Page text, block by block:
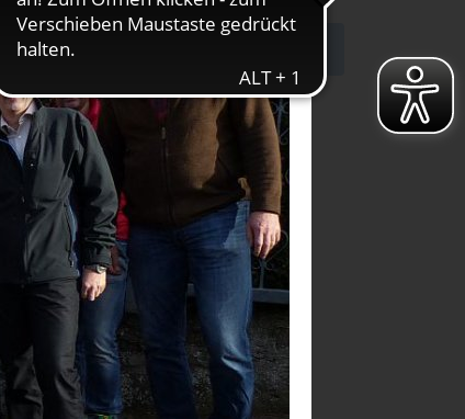
Gemeinde Emersacker
Im Schloß 1 · 86494 Emersacker
Telefon.: +49 (0) 8293 / 76 06
buergermeister@emersacker.de